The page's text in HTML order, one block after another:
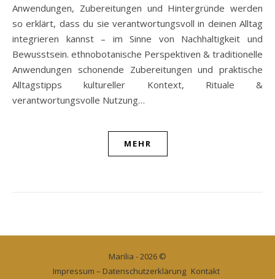
Anwendungen, Zubereitungen und Hintergründe werden
so erklärt, dass du sie verantwortungsvoll in deinen Alltag
integrieren kannst – im Sinne von Nachhaltigkeit und
Bewusstsein. ethnobotanische Perspektiven & traditionelle
Anwendungen schonende Zubereitungen und praktische
Alltagstipps kultureller Kontext, Rituale &
verantwortungsvolle Nutzung…
MEHR
Marilia - 2026 ©
Impressum – Datenschutzerklärung Kontakt